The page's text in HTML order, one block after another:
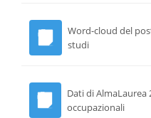
Word-cloud del
studi
Dati di AlmaLaurea
occupazionali